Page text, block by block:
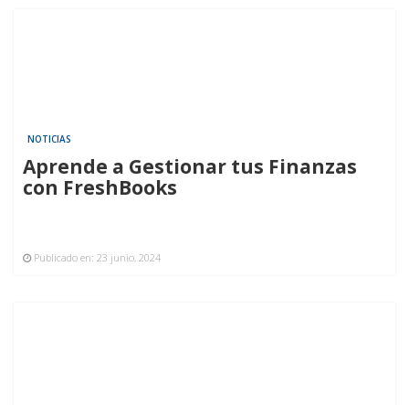
NOTICIAS
Aprende a Gestionar tus Finanzas
con FreshBooks
Publicado en: 23 junio, 2024